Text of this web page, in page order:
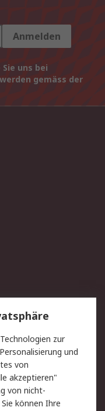
Anmelden
uns bei
gemäss der
zur
und
von
akzeptieren"
von nicht-
können Ihre